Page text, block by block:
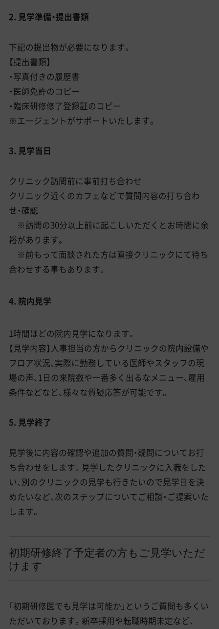
2. 見学準備・提出書類
下記の提出物が必要になります。
【提出書類】
・写真付きの履歴書
・医師免許のコピー
・臨床研修修了登録証のコピー
※エージェントがサポートいたします。
3. 見学当日
クリニック訪問前に事前打ち合わせ
クリニック近くのカフェなどで質問内容の打ち合わ
せ・確認
※訪問の30分以上前に起こしいただくとお時間に余
裕があります。
※前もって面談された方は直接クリニックにて待ち
合わせする事もあります。
4. 院内見学
1時間ほどの院内見学になります。
【見学内容】人事担当の方からクリニックの院内設備や
フロア状況、実際に勤務している医師やスタッフの現
場の声、1日の来院数や一番多く出るなメニュー、雇用
条件などなど、様々な質疑応答が可能です。
5. 見学終了
見学後に内容の確認や追加の質問・疑問についてお打
ち合わせをします。見学したクリニックに入職をした
い、別のクリニックの見学も行きたいので見学日を決
めたいなど、次のステップについてご相談・ご提案いた
します。
初期研修終了予定者の方もご見学いただ
けます
「初期研修医でも見学は可能か」というご質問も多くい
ただいております。新卒採用や転職時期未定など、